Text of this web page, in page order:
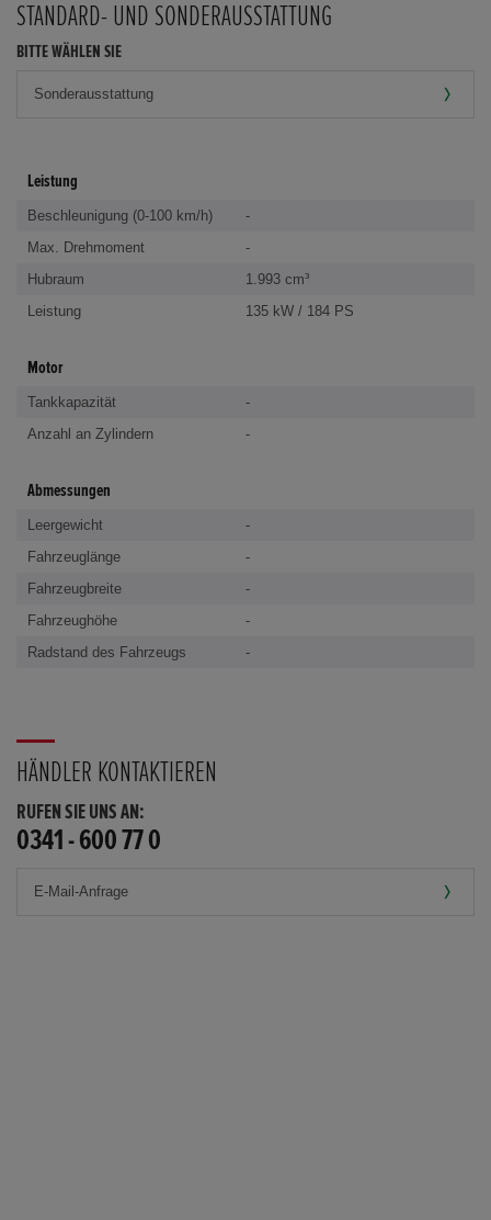
STANDARD- UND SONDERAUSSTATTUNG
BITTE WÄHLEN SIE
Leistung
Beschleunigung (0-100 km/h)
-
Max. Drehmoment
-
Hubraum
1.993 cm³
Leistung
135 kW / 184 PS
Motor
Tankkapazität
-
Anzahl an Zylindern
-
Abmessungen
Leergewicht
-
Fahrzeuglänge
-
Fahrzeugbreite
-
Fahrzeughöhe
-
Radstand des Fahrzeugs
-
HÄNDLER KONTAKTIEREN
RUFEN SIE UNS AN:
0341 - 600 77 0